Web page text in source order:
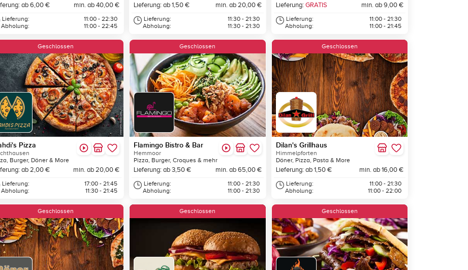
ab 6,00 € min. ab 40,00 €
Lieferung:
Abholung:
11:00 - 22:30
11:00 - 22:45
Lieferung: ab 1,50 € min. ab 20,00 €
Lieferung:
Abholung:
11:30 - 21:30
11:30 - 21:30
Lieferung: GRATIS min. ab 9,00 €
Lieferung:
Abholung:
11:00 - 21:30
11:00 - 21:45
Geschlossen
Pizza
Burger, Döner & More
ab 2,00 € min. ab 20,00 €
Lieferung:
Abholung:
17:00 - 21:45
11:30 - 21:45
Geschlossen
Flamingo Bistro & Bar
Hemmoor
Pizza, Burger, Croques & mehr
Lieferung: ab 3,50 € min. ab 65,00 €
Lieferung:
Abholung:
11:00 - 21:30
11:00 - 21:30
Geschlossen
Dilan's Grillhaus
Himmelpforten
Döner, Pizza, Pasta & More
Lieferung: ab 1,50 € min. ab 16,00 €
Lieferung:
Abholung:
11:00 - 21:30
11:00 - 22:00
Geschlossen Geschlossen Geschlossen